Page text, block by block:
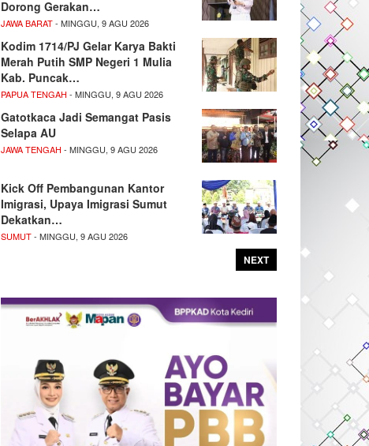
Dorong Gerakan…
JAWA BARAT- MINGGU, 9 AGU 2026
Kodim 1714/PJ Gelar Karya Bakti
Merah Putih SMP Negeri 1 Mulia
Kab. Puncak…
PAPUA TENGAH - MINGGU, 9 AGU 2026
Gatotkaca Jadi Semangat Pasis
Selapa AU
JAWA TENGAH - MINGGU, 9 AGU 2026
Kick Off Pembangunan Kantor
Imigrasi, Upaya Imigrasi Sumut
Dekatkan…
SUMUT- MINGGU, 9 AGU 2026
NEXT